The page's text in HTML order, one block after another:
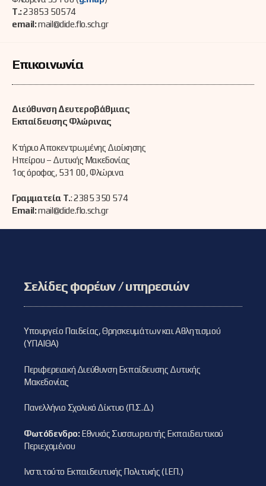
Τ.:23853 50574
email:mail@dide.flo.sch.gr
Επικοινωνία
Διεύθυνση Δευτεροβάθμιας
Εκπαίδευσης Φλώρινας
Κτήριο Αποκεντρωμένης Διοίκησης
Ηπείρου – Δυτικής Μακεδονίας
1ος όροφος, 531 00, Φλώρινα
Γραμματεία Τ.: 2385 350 574
Email:mail@dide.flo.sch.gr
Σελίδες φορέων / υπηρεσιών
Υπουργείο Παιδείας, Θρησκευμάτων και Αθλητισμού
(ΥΠΑΙΘΑ)
Περιφερειακή Διεύθυνση Εκπαίδευσης Δυτικής
Μακεδονίας
Πανελλήνιο Σχολικό Δίκτυο (Π.Σ.Δ.)
Φωτόδενδρο:Εθνικός Συσσωρευτής Εκπαιδευτικού
Περιεχομένου
Ινστιτούτο Εκπαιδευτικής Πολιτικής (Ι.ΕΠ.)